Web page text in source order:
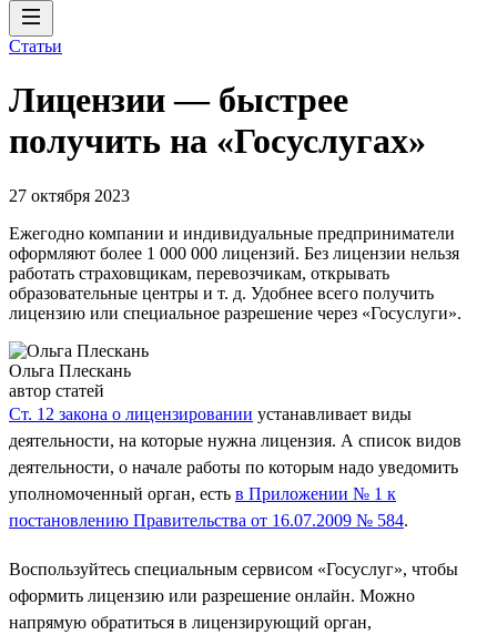
Статьи
Лицензии — быстрее
получить на «Госуслугах»
27 октября 2023
Ежегодно компании и индивидуальные предприниматели
оформляют более 1 000 000 лицензий. Без лицензии нельзя
работать страховщикам, перевозчикам, открывать
образовательные центры и т. д. Удобнее всего получить
лицензию или специальное разрешение через «Госуслуги».
Ольга Плескань
автор статей
Ст. 12 закона о лицензировании устанавливает виды
деятельности, на которые нужна лицензия. А список видов
деятельности, о начале работы по которым надо уведомить
уполномоченный орган, есть в Приложении № 1 к
постановлению Правительства от 16.07.2009 № 584.
Воспользуйтесь специальным сервисом «Госуслуг», чтобы
оформить лицензию или разрешение онлайн. Можно
напрямую обратиться в лицензирующий орган,